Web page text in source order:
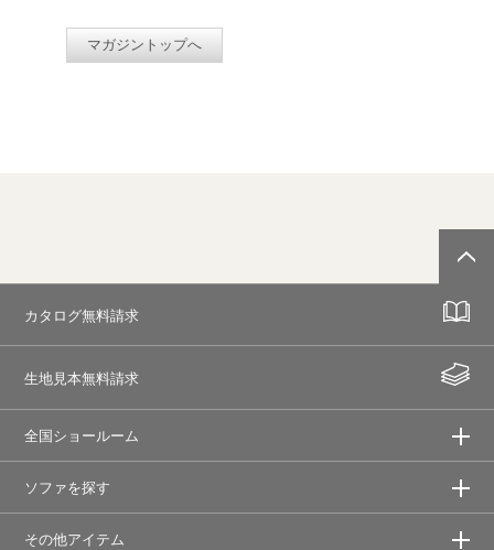
マガジントップへ
カタログ無料請求
生地見本無料請求
全国ショールーム
ソファを探す
その他アイテム